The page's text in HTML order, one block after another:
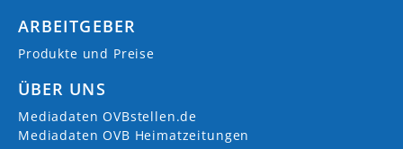
ARBEITGEBER
Produkte und Preise
ÜBER UNS
Mediadaten OVBstellen.de
Mediadaten OVB Heimatzeitungen